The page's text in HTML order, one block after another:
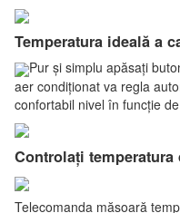
Temperatura ideală a
Pur și simplu apăsați
aer condiționat va regla
confortabil nivel în funcție
Controlați temperatura
Telecomanda măsoară